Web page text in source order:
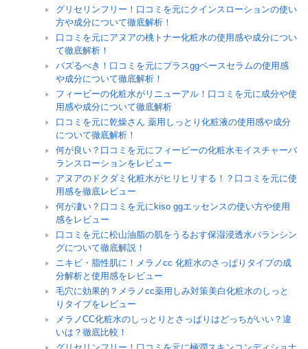
グリセリンフリー！口コミを元にクインスローションの使い
方や成分について徹底解析！
口コミを元にアヌアの桃トナー化粧水の使用感や成分につい
て徹底解析！
バズるべき！口コミを元にプラスggベースセラムの使用感
や成分について徹底解析！
フィービーの化粧水がリニューアル！口コミを元に成分や使
用感や成分について徹底解析
口コミを元に乾燥さん 薬用しっとり化粧液の使用感や成分
について徹底解析！
何が良い？口コミを元にフィービーの化粧水モイスチャーバ
ランスローションをレビュー
アヌアのドクダミ化粧水がヒリヒリする！？口コミを元に使
用感を徹底レビュー
何が凄い？口コミを元にkiso ggエッセンスの使い方や使用
感をレビュー
口コミを元に松山油脂の肌をうるおす保湿浸透水バランシン
グについて徹底解説！
ニキビ・脂性肌に！メラノcc 化粧水のさっぱりタイプの成
分解析と使用感をレビュー
毛穴に効果的？メラノcc薬用しみ対策美白化粧水のしっと
りタイプをレビュー
メラノCC化粧水のしっとりとさっぱりはどっちがいい？違
いは？徹底比較！